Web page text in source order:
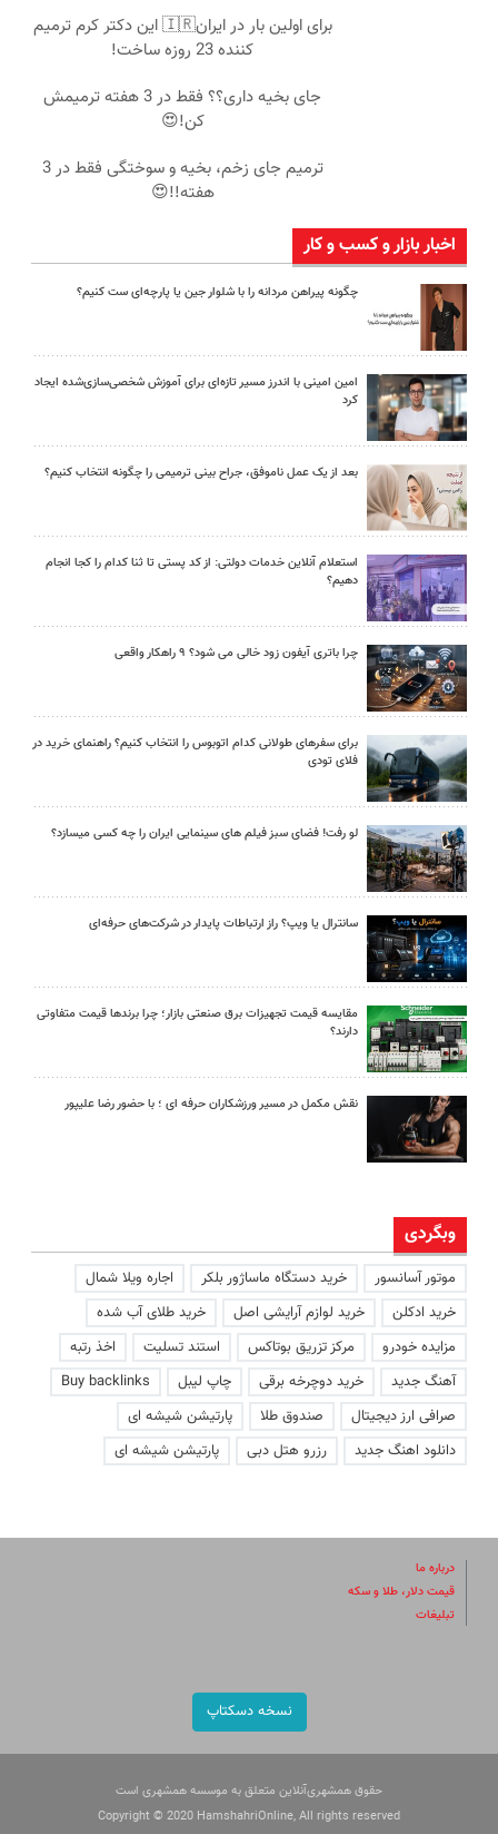
برای اولین بار در ایران🇮🇷 این دکتر کرم ترمیم
کننده 23 روزه ساخت!
جای بخیه داری؟؟ فقط در 3 هفته ترمیمش
کن!😍
ترمیم جای زخم، بخیه و سوختگی فقط در 3
هفته!!😍
اخبار بازار و کسب و کار
چگونه پیراهن مردانه را با شلوار جین یا پارچه‌ای ست کنیم؟
امین امینی با اندرز مسیر تازه‌ای برای آموزش شخصی‌سازی‌شده ایجاد
کرد
بعد از یک عمل ناموفق، جراح بینی ترمیمی را چگونه انتخاب کنیم؟
استعلام آنلاین خدمات دولتی: از کد پستی تا ثنا کدام را کجا انجام
دهیم؟
چرا باتری آیفون زود خالی می شود؟ ۹ راهکار واقعی
برای سفرهای طولانی کدام اتوبوس را انتخاب کنیم؟ راهنمای خرید در
فلای تودی
لو رفت! فضای سبز فیلم های سینمایی ایران را چه کسی میسازد؟
سانترال یا ویپ؟ راز ارتباطات پایدار در شرکت‌های حرفه‌ای
مقایسه قیمت تجهیزات برق صنعتی بازار؛ چرا برندها قیمت متفاوتی
دارند؟
نقش مکمل در مسیر ورزشکاران حرفه ای ؛ با حضور رضا علیپور
وبگردی
موتور آسانسور خرید دستگاه ماساژور بلکر
اجاره ویلا شمال
خرید ادکلن
خرید لوازم آرایشی اصل
خرید طلای آب شده
مزایده خودرو
مرکز تزریق بوتاکس استند تسلیت
اخذ رتبه
آهنگ جدید
خرید دوچرخه برقی چاپ لیبل
Buy backlinks
صرافی ارز دیجیتال
صندوق طلا
پارتیشن شیشه ای
دانلود اهنگ جدید
رزرو هتل دبی پارتیشن شیشه ای
درباره ما
قیمت دلار، طلا و سکه
تبلیغات
نسخه دسکتاپ
حقوق همشهری‌آنلاین متعلق به موسسه همشهری است
Copyright © 2020 HamshahriOnline, All rights reserved